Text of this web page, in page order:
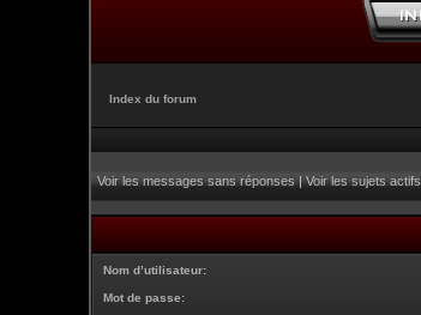
Index du forum
Voir les messages sans réponses|Voir les sujets actifs
Nom d’utilisateur:
Mot de passe: